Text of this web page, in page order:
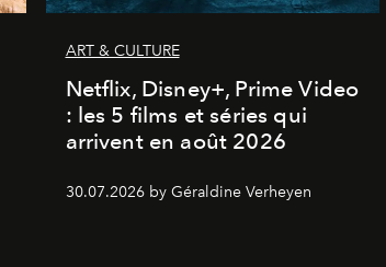
ART & CULTURE
Netflix, Disney+, Prime Video
: les 5 films et séries qui
arrivent en août 2026
30.07.2026 by Géraldine Verheyen